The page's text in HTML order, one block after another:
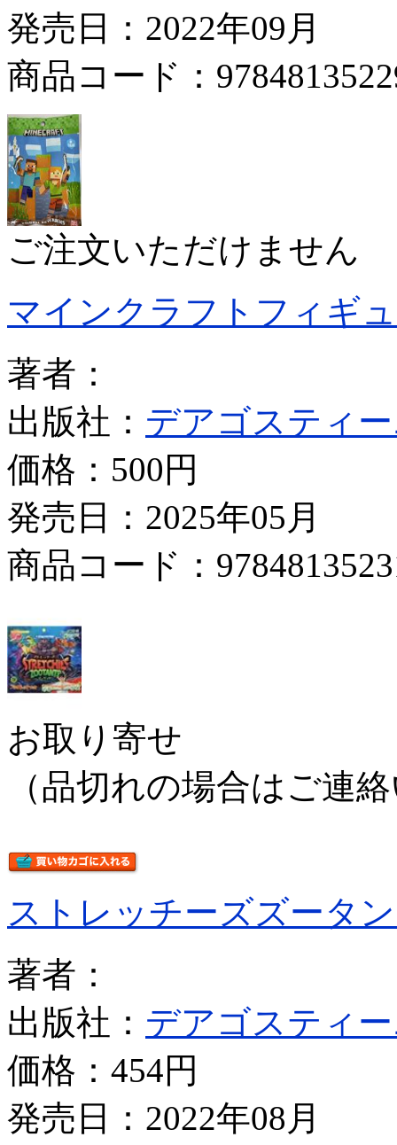
発売日：2022年09月
商品コード：
ご注文いただけません
マインクラフトフィギ
著者：
出版社： デアゴスティ
価格： 500円
発売日：2025年05月
商品コード：
お取り寄せ
（品切れの場合はご連
ストレッチーズズータ
著者：
出版社： デアゴスティ
価格： 454円
発売日：2022年08月